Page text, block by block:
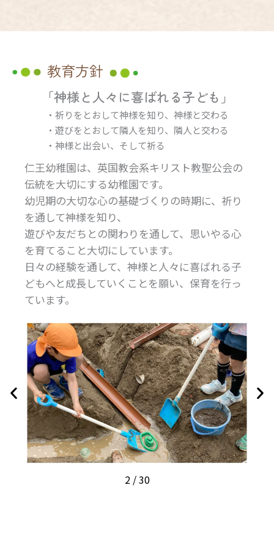
教育方針
「神様と人々に喜ばれる子ども」
・祈りをとおして神様を知り、神様と交わる
・遊びをとおして隣人を知り、隣人と交わる
・神様と出会い、そして祈る
仁王幼稚園は、英国教会系キリスト教聖公会の
伝統を大切にする幼稚園です。
幼児期の大切な心の基礎づくりの時期に、祈り
を通して神様を知り、
遊びや友だちとの関わりを通して、思いやる心
を育てること大切にしています。
日々の経験を通して、神様と人々に喜ばれる子
どもへと成長していくことを願い、保育を行っ
ています。
3 / 30